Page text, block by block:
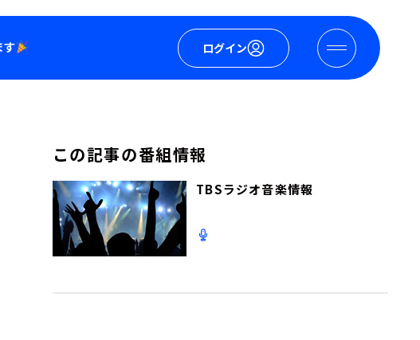
ログイン
この記事の番組情報
TBSラジオ音楽情報